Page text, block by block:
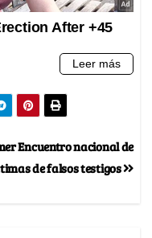
Encuentro nacional de
de falsos testigos